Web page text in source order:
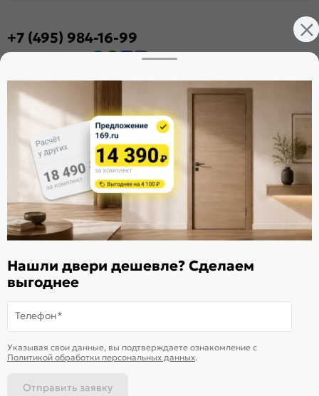
В корзину-30 024 ₽ Купить в 1 клик
+7 (495) 984-16-99
Стать дилером
Расскажите о нас
Поделиться
Оцените магазин
ИКС 1340
© 2010—2026 Склад Дверей 169.RU
Пользовательское соглашение
Политика обработки персональных данных
Нашли двери дешевле? Сделаем
выгоднее
Телефон*
Указывая свои данные, вы подтверждаете ознакомление c
Политикой обработки персональных данных.
Отправить заявку